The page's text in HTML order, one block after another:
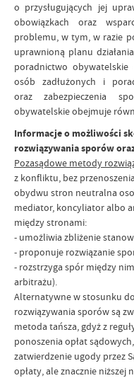
o przysługujących jej
obowiązkach oraz
problemu, w tym, w razie
uprawnioną planu
poradnictwo
osób zadłużonych i
oraz zabezpieczenia
obywatelskie obejmuje
Informacje o możliwości
rozwiązywania sporów
Pozasądowe metody
z konfliktu, bez
obydwu stron neutralna
mediator, koncyliator albo
między stronami:
- umożliwia zbliżenie
- proponuje rozwiązanie
- rozstrzyga spór między
arbitrażu).
Alternatywne w stosunku
rozwiązywania sporówsą
metoda tańsza, gdyż z
ponoszenia opłat
zatwierdzenie ugody przez
opłaty, ale znacznie niższej